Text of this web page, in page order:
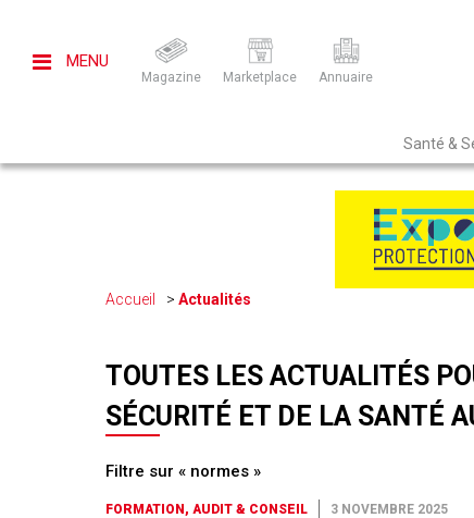
MENU
Magazine Marketplace Annuaire
Santé &
Accueil Actualités
TOUTES LES ACTUALITÉS
SÉCURITÉ ET DE LA SANTÉ
Filtre sur « normes »
FORMATION, AUDIT & CONSEIL 3 NOVEMBRE 2025